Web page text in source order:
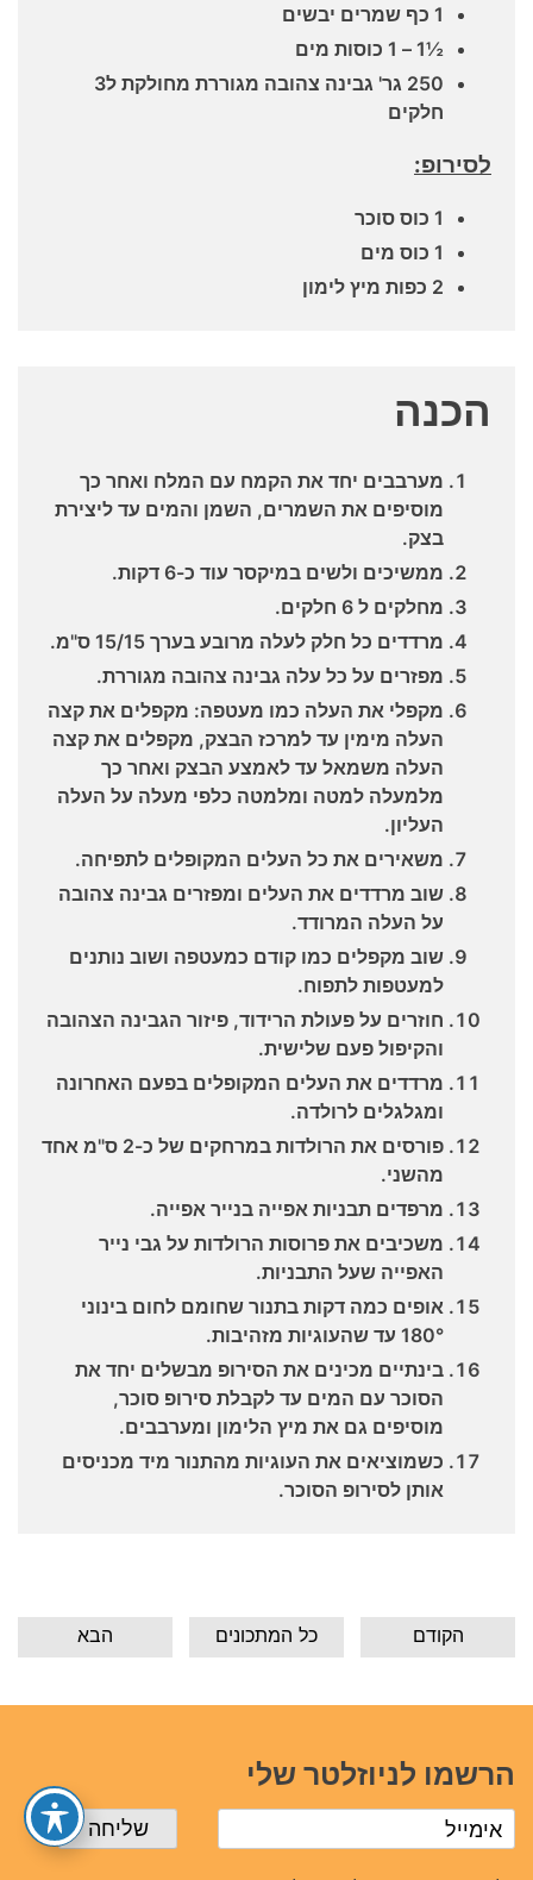
1 כף שמרים יבשים
½1 – 1 כוסות מים
250 גר' גבינה צהובה מגוררת מחולקת ל3
חלקים
לסירופ:
1 כוס סוכר
1 כוס מים
2 כפות מיץ לימון
הכנה
מערבבים יחד את הקמח עם המלח ואחר כך
מוסיפים את השמרים, השמן והמים עד ליצירת
בצק.
ממשיכים ולשים במיקסר עוד כ-6 דקות.
מחלקים ל 6 חלקים.
מרדדים כל חלק לעלה מרובע בערך 15/15 ס"מ.
מפזרים על כל עלה גבינה צהובה מגוררת.
מקפלי את העלה כמו מעטפה: מקפלים את קצה
העלה מימין עד למרכז הבצק, מקפלים את קצה
העלה משמאל עד לאמצע הבצק ואחר כך
מלמעלה למטה ומלמטה כלפי מעלה על העלה
העליון.
משאירים את כל העלים המקופלים לתפיחה.
שוב מרדדים את העלים ומפזרים גבינה צהובה
על העלה המרודד.
שוב מקפלים כמו קודם כמעטפה ושוב נותנים
למעטפות לתפוח.
חוזרים על פעולת הרידוד, פיזור הגבינה הצהובה
והקיפול פעם שלישית.
מרדדים את העלים המקופלים בפעם האחרונה
ומגלגלים לרולדה.
פורסים את הרולדות במרחקים של כ-2 ס"מ אחד
מהשני.
מרפדים תבניות אפייה בנייר אפייה.
משכיבים את פרוסות הרולדות על גבי נייר
האפייה שעל התבניות.
אופים כמה דקות בתנור שחומם לחום בינוני
180° עד שהעוגיות מזהיבות.
בינתיים מכינים את הסירופ מבשלים יחד את
הסוכר עם המים עד לקבלת סירופ סוכר,
מוסיפים גם את מיץ הלימון ומערבבים.
כשמוציאים את העוגיות מהתנור מיד מכניסים
אותן לסירופ הסוכר.
הבא כל המתכונים הקודם
הרשמו לניוזלטר שלי